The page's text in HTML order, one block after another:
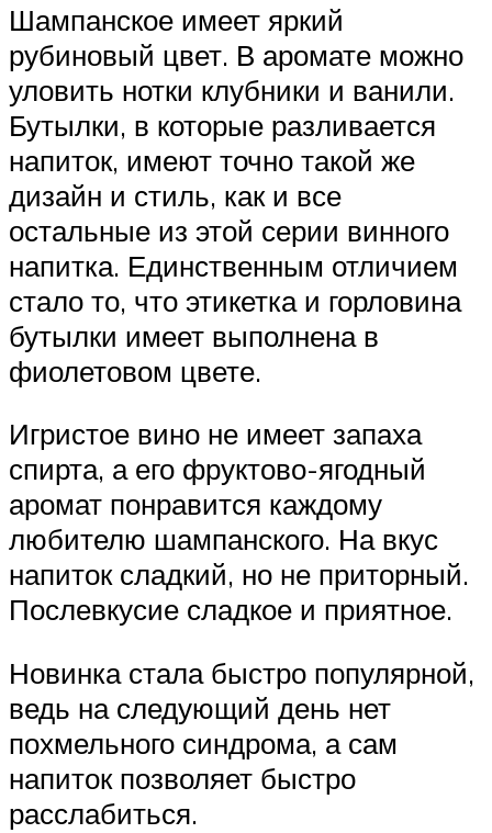
Шампанское имеет яркий
рубиновый цвет. В аромате можно
уловить нотки клубники и ванили.
Бутылки, в которые разливается
напиток, имеют точно такой же
дизайн и стиль, как и все
остальные из этой серии винного
напитка. Единственным отличием
стало то, что этикетка и горловина
бутылки имеет выполнена в
фиолетовом цвете.
Игристое вино не имеет запаха
спирта, а его фруктово-ягодный
аромат понравится каждому
любителю шампанского. На вкус
напиток сладкий, но не приторный.
Послевкусие сладкое и приятное.
Новинка стала быстро популярной,
ведь на следующий день нет
похмельного синдрома, а сам
напиток позволяет быстро
расслабиться.